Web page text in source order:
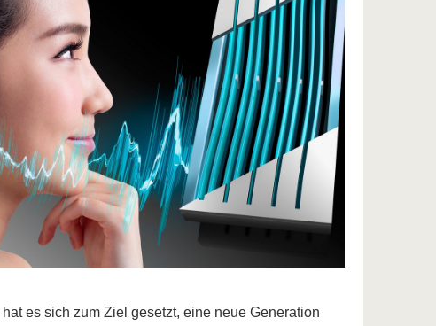
hat es sich zum Ziel gesetzt, eine neue Generation